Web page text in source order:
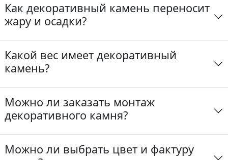
Как декоративный камень переносит
жару и осадки?
Какой вес имеет декоративный
камень?
Можно ли заказать монтаж
декоративного камня?
Можно ли выбрать цвет и фактуру